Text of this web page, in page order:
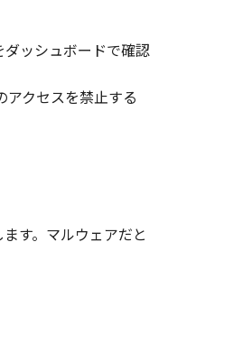
ッシュボードで確認
クセスを禁止する
す。マルウェアだと